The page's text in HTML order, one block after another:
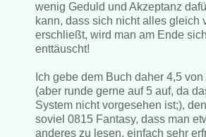
wenig Geduld und Akzeptanz
kann, dass sich nicht alles gleich
erschließt, wird man am Ende
enttäuscht!
Ich gebe dem Buch daher 4,5
(aber runde gerne auf 5 auf, da
System nicht vorgesehen ist;),
soviel 0815 Fantasy, dass man
anderes zu lesen, einfach sehr